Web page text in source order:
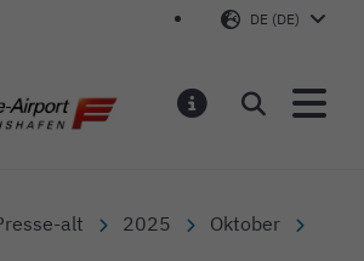
DE (DE)
Bodensee-Airport
Suchen
alt 2025
Oktober